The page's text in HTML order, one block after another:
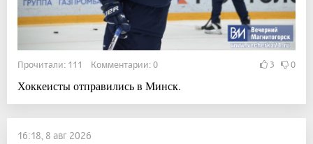
Прочитали: 111 Комментарии: 0 3 0
Хоккеисты отправились в Минск.
16:18, 8 авг 2026